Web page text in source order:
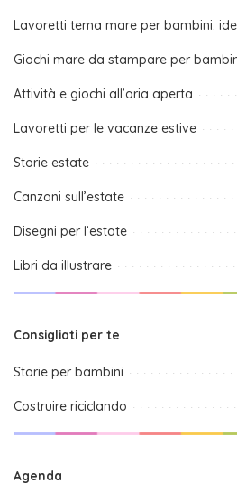
Lavoretti tema mare per bambini:
Giochi mare da stampare per
Attività e giochi all’aria aperta
Lavoretti per le vacanze estive
Storie estate
Canzoni sull’estate
Disegni per l’estate
Libri da illustrare
Consigliati per te
Storie per bambini
Costruire riciclando
Agenda